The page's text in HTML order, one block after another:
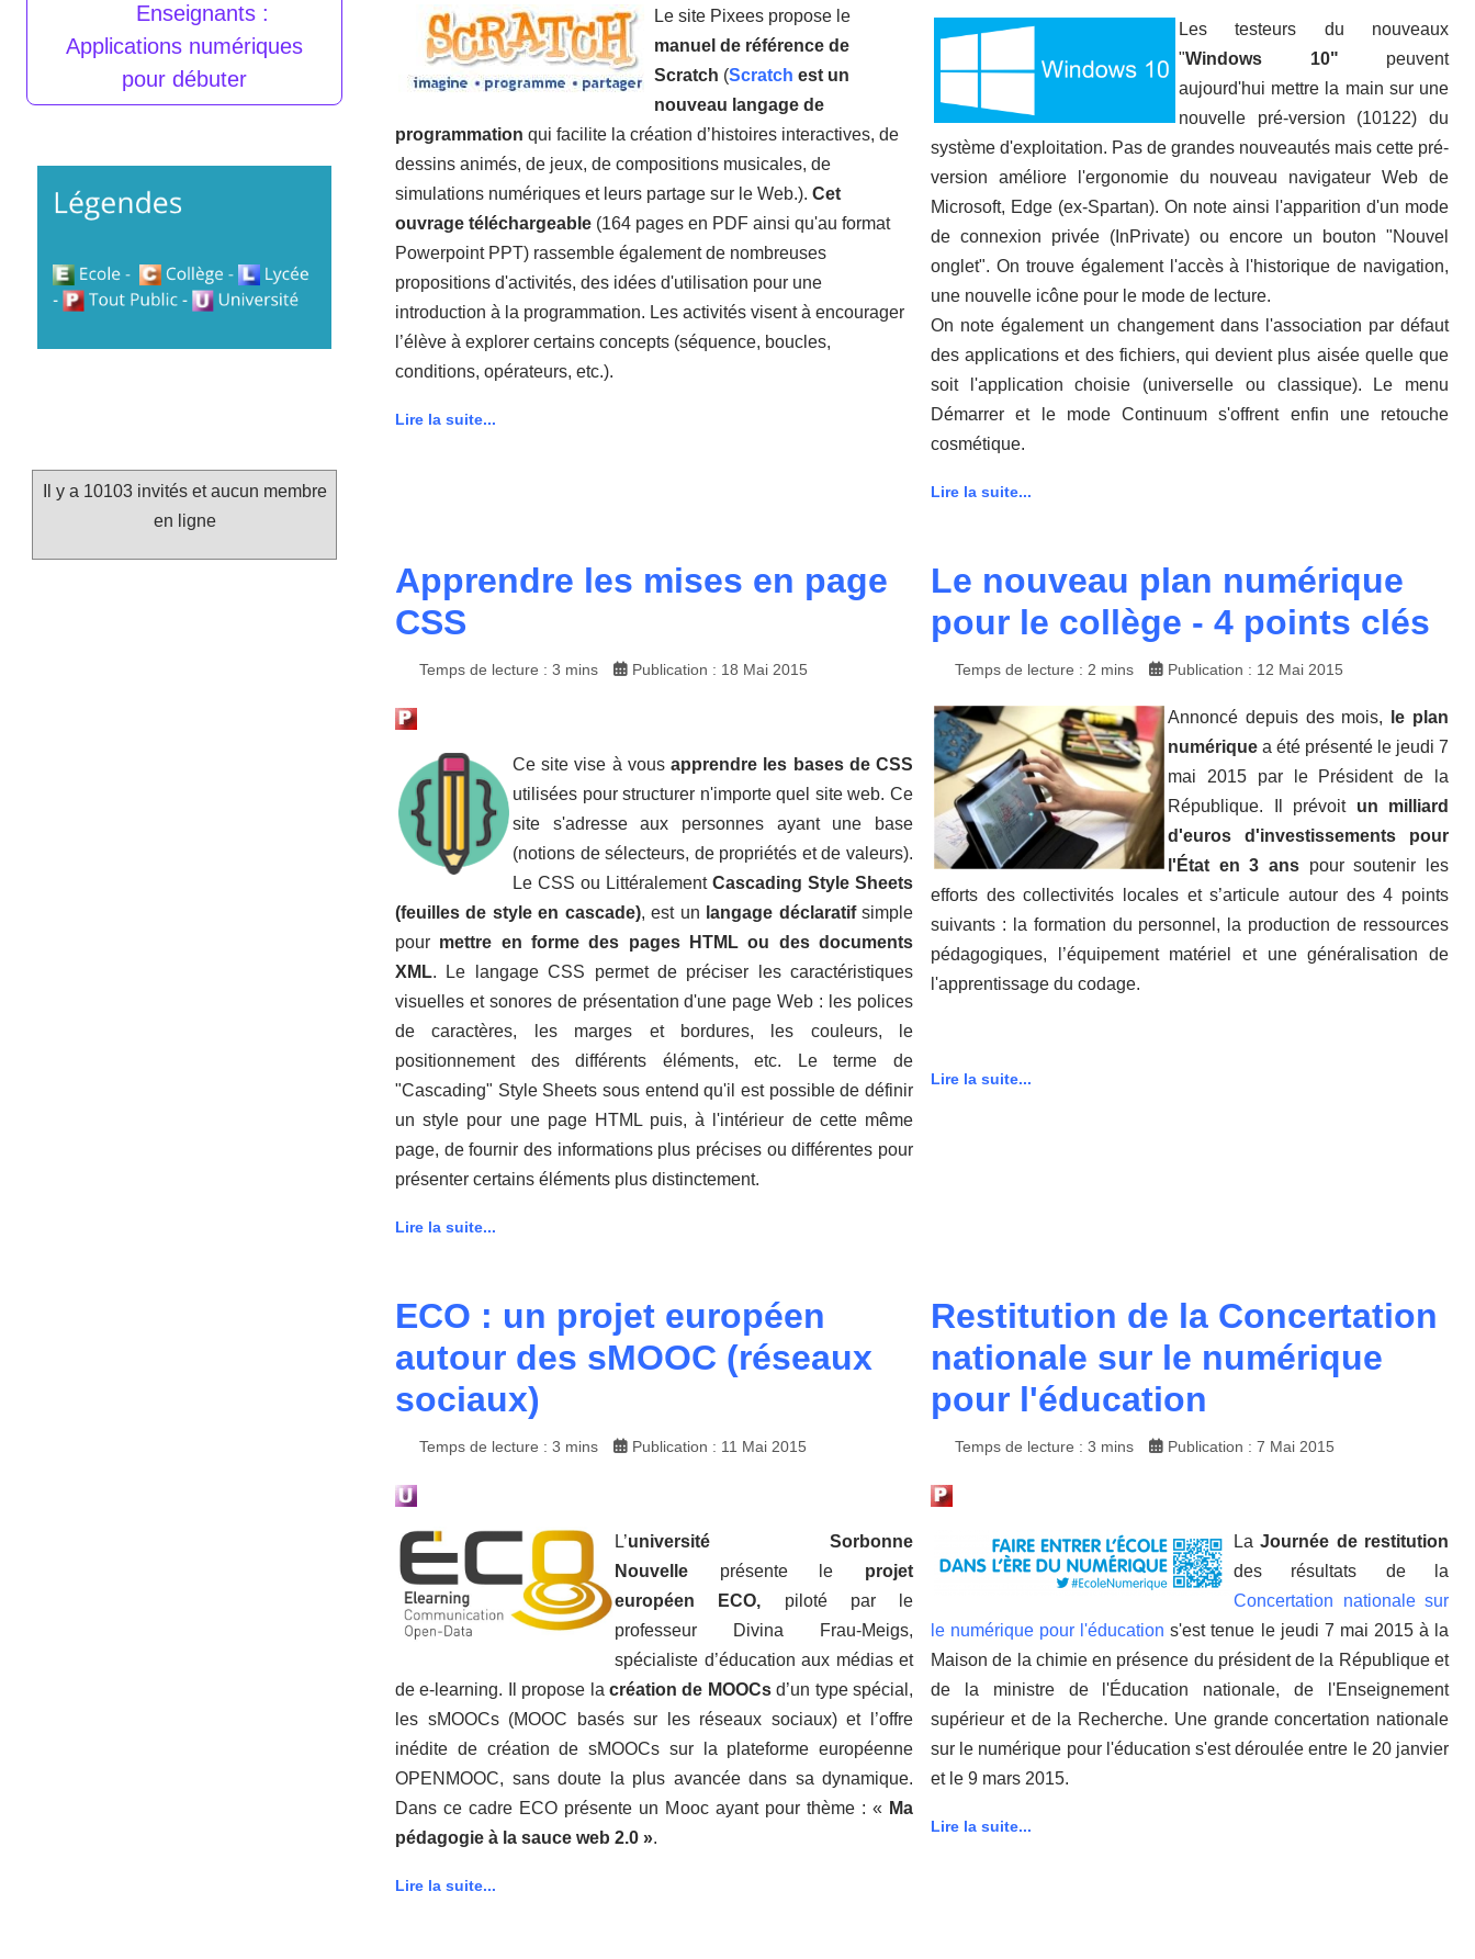
Enseignants :
Applications numériques
pour débuter
Il y a 10103 invités et aucun membre
en ligne
Le site Pixees propose le
manuel de référence de
Scratch (Scratch est un
nouveau langage de
programmation qui facilite la création d’histoires interactives, de
dessins animés, de jeux, de compositions musicales, de
simulations numériques et leurs partage sur le Web.). Cet
ouvrage téléchargeable (164 pages en PDF ainsi qu'au format
Powerpoint PPT) rassemble également de nombreuses
propositions d'activités, des idées d'utilisation pour une
introduction à la programmation. Les activités visent à encourager
l’élève à explorer certains concepts (séquence, boucles,
conditions, opérateurs, etc.).
Lire la suite...
Les testeurs du nouveaux
"Windows 10" peuvent
aujourd'hui mettre la main sur une
nouvelle pré-version (10122) du
système d'exploitation. Pas de grandes nouveautés mais cette pré-
version améliore l'ergonomie du nouveau navigateur Web de
Microsoft, Edge (ex-Spartan). On note ainsi l'apparition d'un mode
de connexion privée (InPrivate) ou encore un bouton "Nouvel
onglet". On trouve également l'accès à l'historique de navigation,
une nouvelle icône pour le mode de lecture.
On note également un changement dans l'association par défaut
des applications et des fichiers, qui devient plus aisée quelle que
soit l'application choisie (universelle ou classique). Le menu
Démarrer et le mode Continuum s'offrent enfin une retouche
cosmétique.
Lire la suite...
Apprendre les mises en page
CSS
Temps de lecture : 3 mins Publication : 18 Mai 2015
Ce site vise à vousapprendre les bases de CSS
utilisées pour structurer n'importe quel site web. Ce
site s'adresse aux personnes ayant une base
(notions de sélecteurs, de propriétés et de valeurs).
Le CSS ou Littéralement Cascading Style Sheets
(feuilles de style en cascade), est un langage déclaratifsimple
pour mettre en forme des pages HTML ou des documents
XML. Le langage CSS permet de préciser les caractéristiques
visuelles et sonores de présentation d'une page Web : les polices
de caractères, les marges et bordures, les couleurs, le
positionnement des différents éléments, etc. Le terme de
"Cascading" Style Sheets sous entend qu'il est possible de définir
un style pour une page HTML puis, à l'intérieur de cette même
page, de fournir des informations plus précises ou différentes pour
présenter certains éléments plus distinctement.
Lire la suite...
Le nouveau plan numérique
pour le collège - 4 points clés
Temps de lecture : 2 mins Publication : 12 Mai 2015
Annoncé depuis des mois,
le plan
numérique a été présenté le jeudi 7
mai 2015 par le Président de la
République. Il prévoit un milliard
d'euros d'investissements pour
l'État en 3 ans pour soutenir les
efforts des collectivités locales et s’articule autour des 4 points
suivants : la formation du personnel, la production de ressources
pédagogiques, l’équipement matériel et une généralisation de
l'apprentissage du codage.
Lire la suite...
ECO : un projet européen
autour des sMOOC (réseaux
sociaux)
Temps de lecture : 3 mins Publication : 11 Mai 2015
L’université Sorbonne
Nouvelle présente le projet
européen ECO, piloté par le
professeur Divina Frau-Meigs,
spécialiste d’éducation aux médias et
de e-learning. Il propose la création de MOOCsd’un type spécial,
les sMOOCs (MOOC basés sur les réseaux sociaux) et l’offre
inédite de création de sMOOCs sur la plateforme européenne
OPENMOOC, sans doute la plus avancée dans sa dynamique.
Dans ce cadre ECO présente un Mooc ayant pour thème : « Ma
pédagogie à la sauce web 2.0 ».
Lire la suite...
Restitution de la Concertation
nationale sur le numérique
pour l'éducation
Temps de lecture : 3 mins Publication : 7 Mai 2015
LaJournée de restitution
des résultats de la
Concertation nationale sur
le numérique pour l'éducation s'est tenue le jeudi 7 mai 2015 à la
Maison de la chimie en présence du président de la République et
de la ministre de l'Éducation nationale, de l'Enseignement
supérieur et de la Recherche. Une grande concertation nationale
sur le numérique pour l'éducation s'est déroulée entre le 20 janvier
et le 9 mars 2015.
Lire la suite...